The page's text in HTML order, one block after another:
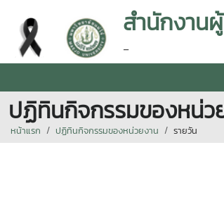
-
ปฏิทินกิจกรรมของหน่ว
หน้าแรก ปฏิทินกิจกรรมของหน่วยงาน รายวัน